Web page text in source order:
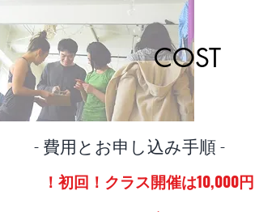
COST
- 費用とお申し込み手順 -
！初回！クラス開催は10,000円